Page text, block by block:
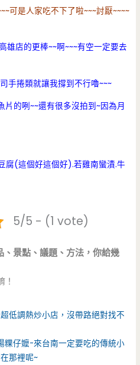
可是人家吃不下了啦~~~討厭~~~~
雄店的更棒~~啊~~~有空一定要去
手捲類就讓我撐到不行嚕~~~
的咧~~還有很多沒拍到~因為月
腐(這個好這個好).若雞南蠻漬.牛
5/5 - (1 vote)
景點、議題、方法，你給幾
！
低調熱炒小店，沒帶路絕對找不
粿仔嬤-來台南一定要吃的傳統小
那裡呢~